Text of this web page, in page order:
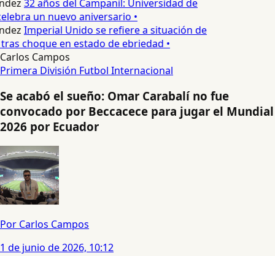
32 años del Campanil: Universidad de
un nuevo aniversario •
Imperial Unido se refiere a situación de
choque en estado de ebriedad •
Carlos Campos
Primera División Futbol Internacional
Se acabó el sueño: Omar Carabalí no fue
convocado por Beccacece para jugar el Mundial
2026 por Ecuador
Por Carlos Campos
1 de junio de 2026, 10:12